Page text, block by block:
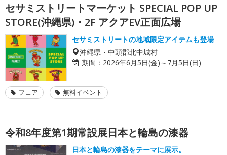
セサミストリートマーケット SPECIAL POP UP
STORE(沖縄県)・2F アクアEV正面広場
セサミストリートの地域限定アイテムも登場
沖縄県・中頭郡北中城村
期間： 2026年6月5日(金)～7月5日(日)
フェア 無料イベント
令和8年度第1期常設展日本と輪島の漆器
日本と輪島の漆器をテーマに展示。